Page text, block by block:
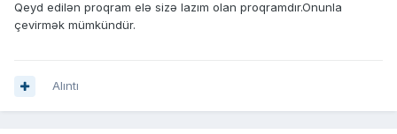
Qeyd edilən proqram elə sizə lazım olan proqramdır.Onunla
çevirmək mümkündür.
Alıntı